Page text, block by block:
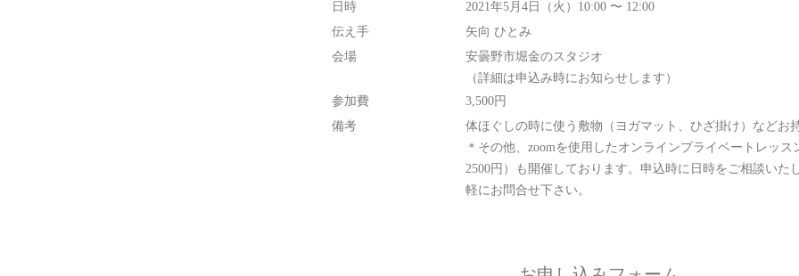
日時
2021年5月4日（火）10:00 〜 12:00
伝え手
矢向 ひとみ
会場
安曇野市堀金のスタジオ
（詳細は申込み時にお知らせします）
参加費
3,500円
備考
体ほぐしの時に使う敷物（ヨガマット、ひざ掛け）などお
＊その他、zoomを使用したオンラインプライベートレッス
2500円）も開催しております。申込時に日時をご相談いた
軽にお問合せ下さい。